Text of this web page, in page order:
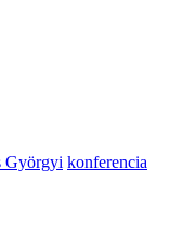
Györgyi konferencia